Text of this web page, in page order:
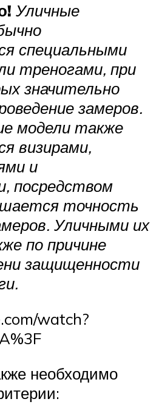
Уличные
специальными
треногами, при
значительно
замеров.
модели также
визирами,
и
посредством
точность
Уличными их
по причине
защищенности
watch?
необходимо